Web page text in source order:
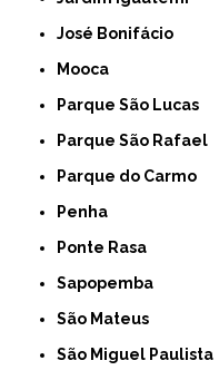
José Bonifácio
Mooca
Parque São Lucas
Parque São Rafael
Parque do Carmo
Penha
Ponte Rasa
Sapopemba
São Mateus
São Miguel Paulista